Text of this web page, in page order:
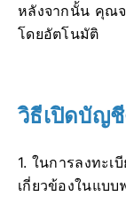
หลังจากนั้น คุณ
โดยอัตโนมัติ
วิธีเปิดบัญ
1. ในการลงทะ
เกี่ยวข้องในแบบ